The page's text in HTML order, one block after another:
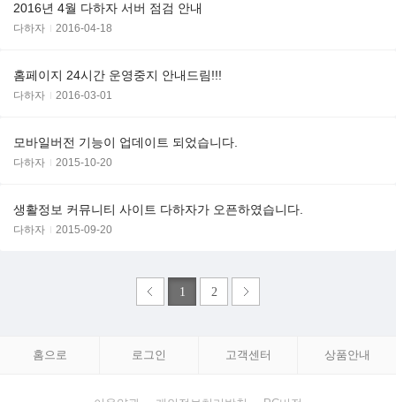
2016년 4월 다하자 서버 점검 안내
다하자 2016-04-18
홈페이지 24시간 운영중지 안내드림!!!
다하자 2016-03-01
모바일버전 기능이 업데이트 되었습니다.
다하자 2015-10-20
생활정보 커뮤니티 사이트 다하자가 오픈하였습니다.
다하자 2015-09-20
1 2
홈으로 로그인 고객센터 상품안내